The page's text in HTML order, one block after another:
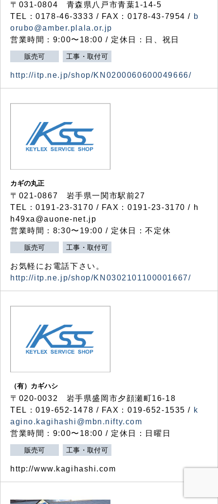
〒031-0804 青森県八戸市青葉1-14-5
TEL：0178-46-3333 / FAX：0178-43-7954 / b
orubo@amber.plala.or.jp
営業時間：9:00〜18:00 / 定休日：日、祝日
販売可 工事・取付可
http://itp.ne.jp/shop/KN0200060600049666/
カギの丸正
〒021-0867 岩手県一関市駅前27
TEL：0191-23-3170 / FAX：0191-23-3170 / h
h49xa@auone-net.jp
営業時間：8:30〜19:00 / 定休日：不定休
販売可 工事・取付可
お気軽にお電話下さい。
http://itp.ne.jp/shop/KN0302101100001667/
（有）カギハシ
〒020-0032 岩手県盛岡市夕顔瀬町16-18
TEL：019-652-1478 / FAX：019-652-1535 / k
agino.kagihashi@mbn.nifty.com
営業時間：9:00〜18:00 / 定休日：日曜日
販売可 工事・取付可
http://www.kagihashi.com